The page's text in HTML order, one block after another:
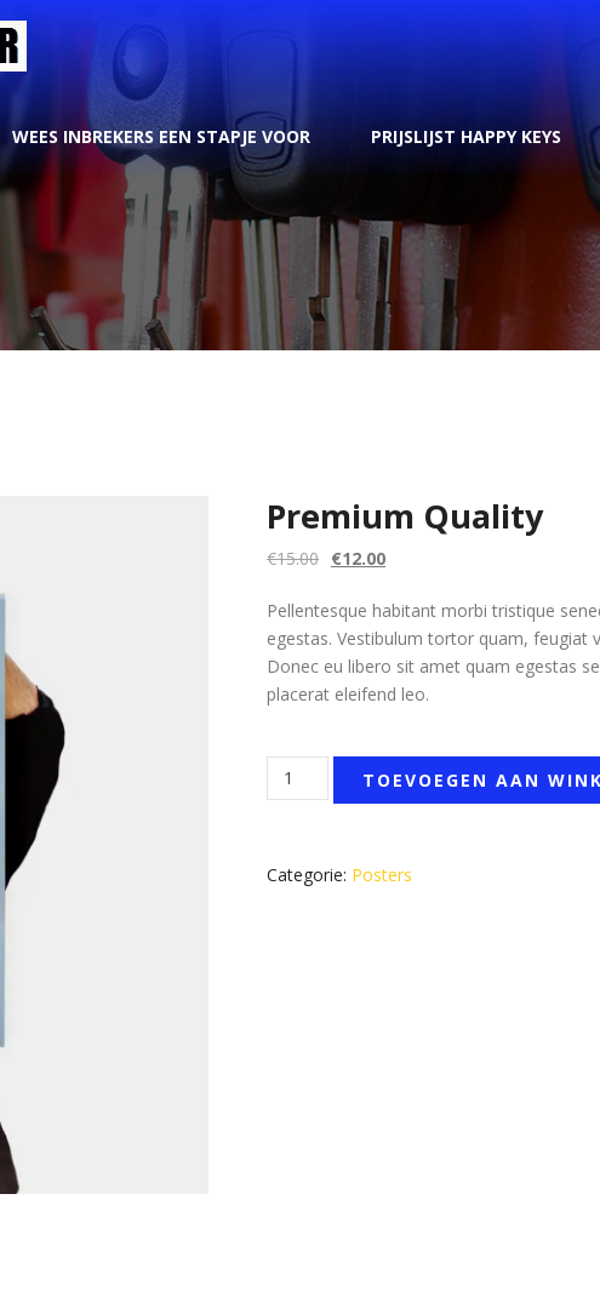
WEES INBREKERS EEN STAPJE VOOR PRIJSLIJST HAPPY KEYS
Premium Quality
€15.00 Oorspronkelijke
was:
€15.00.
€12.00
is:
€12.00.
Pellentesque habitant morbi tristique
egestas. Vestibulum tortor quam, feugiat
Donec eu libero sit amet quam egestas
placerat eleifend leo.
Premium
Quality
TOEVOEGEN AAN
Categorie: Posters